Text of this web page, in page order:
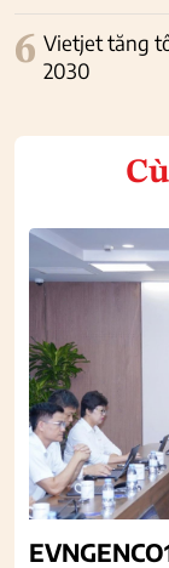
6 Vietjet tăng
2030